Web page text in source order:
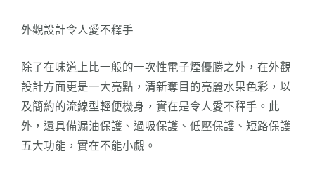
外觀設計令人愛不釋手
除了在味道上比一般的一次性電子煙優勝之外，在外觀
設計方面更是一大亮點，清新奪目的亮麗水果色彩，以
及簡約的流線型輕便機身，實在是令人愛不釋手。此
外，還具備漏油保護、過吸保護、低壓保護、短路保護
五大功能，實在不能小覷。